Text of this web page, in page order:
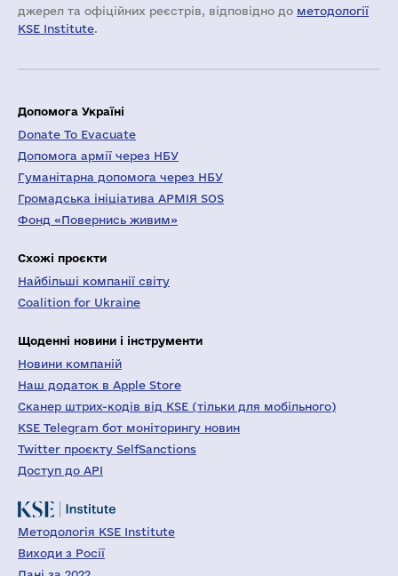
джерел та офіційних реєстрів, відповідно до методології
KSE Institute.
Допомога Україні
Donate To Evacuate
Допомога армії через НБУ
Гуманітарна допомога через НБУ
Громадська ініціатива АРМІЯ SOS
Фонд «Повернись живим»
Схожі проєкти
Найбільші компанії світу
Coalition for Ukraine
Щоденні новини і інструменти
Новини компаній
Наш додаток в Apple Store
Сканер штрих-кодів від KSE (тільки для мобільного)
KSE Telegram бот моніторингу новин
Twitter проєкту SelfSanctions
Доступ до API
Методологія KSE Institute
Виходи з Росії